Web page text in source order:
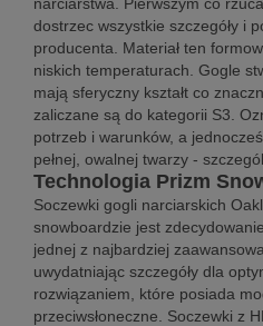
dostrzec wszystkie szczegóły i
producenta. Materiał ten
niskich temperaturach. Gogle
mają sferyczny kształt co
zaliczane są do kategorii S3.
potrzeb i warunków, a
pełnej, owalnej twarzy -
Technologia Prizm
Soczewki gogli narciarskich
snowboardzie jest
jednej z najbardziej
uwydatniając szczegóły dla
rozwiązaniem, które posiada
przeciwsłoneczne. Soczewki z